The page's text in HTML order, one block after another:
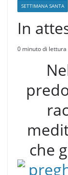
SETTIMANA SANTA
In
0 minuto di lettura
che